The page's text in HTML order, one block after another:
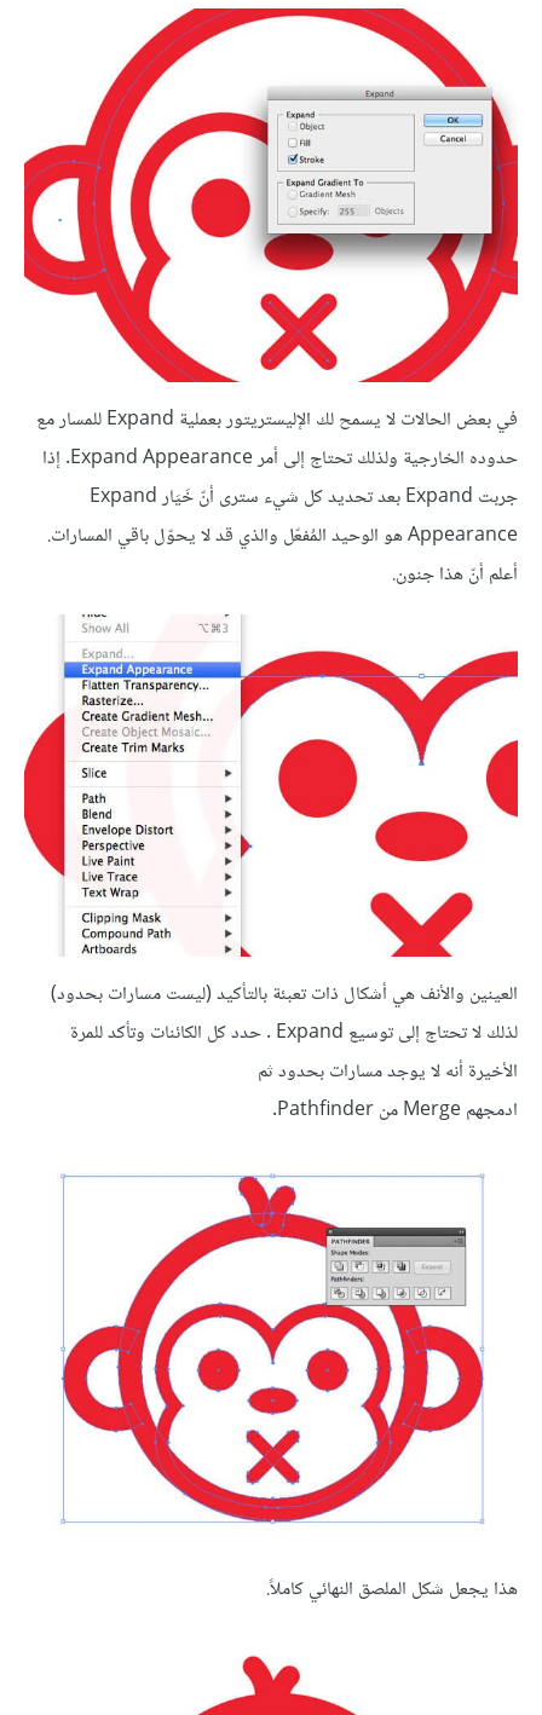
في بعض الحالات لا يسمح لك الإليستريتور بعملية Expand للمسار مع
حدوده الخارجية ولذلك تحتاج إلى أمر Expand Appearance. إذا
جربت Expand بعد تحديد كل شيء سترى أنّ خَيَار Expand
Appearance هو الوحيد المُفعّل والذي قد لا يحوّل باقي المسارات.
أعلم أنّ هذا جنون.
العينين والأنف هي أشكال ذات تعبئة بالتأكيد (ليست مسارات بحدود)
لذلك لا تحتاج إلى توسيع Expand . حدد كل الكائنات وتأكد للمرة
الأخيرة أنه لا يوجد مسارات بحدود ثم
ادمجهم Merge من Pathfinder.
هذا يجعل شكل الملصق النهائي كاملاً.